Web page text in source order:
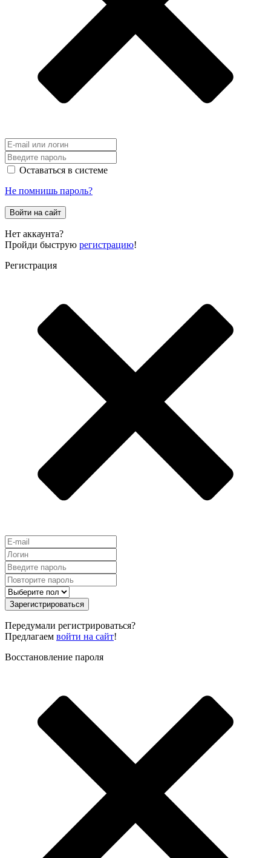
Оставаться в системе
Не помнишь пароль?
Войти на сайт
Нет аккаунта?
Пройди быструю регистрацию!
Регистрация
Зарегистрироваться
Передумали регистрироваться?
Предлагаем войти на сайт!
Восстановление пароля